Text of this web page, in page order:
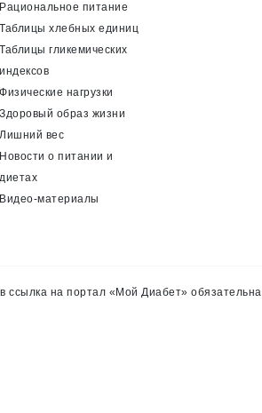
Рациональное питание
Таблицы хлебных единиц
Таблицы гликемических
индексов
Физические нагрузки
Здоровый образ жизни
Лишний вес
Новости о питании и
диетах
Видео-материалы
на портал «Мой Диабет» обязательна